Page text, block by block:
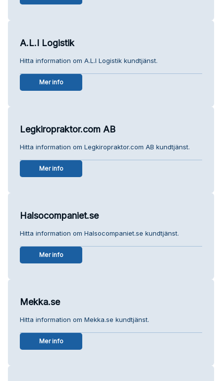
A.L.I Logistik
Hitta information om A.L.I Logistik kundtjänst.
Mer info
Legkiropraktor.com AB
Hitta information om Legkiropraktor.com AB kundtjänst.
Mer info
Halsocompaniet.se
Hitta information om Halsocompaniet.se kundtjänst.
Mer info
Mekka.se
Hitta information om Mekka.se kundtjänst.
Mer info